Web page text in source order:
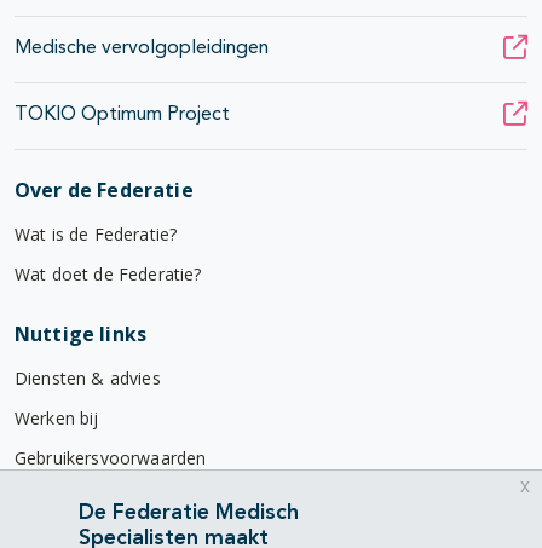
Medische vervolgopleidingen
TOKIO Optimum Project
Over de Federatie
Wat is de Federatie?
Wat doet de Federatie?
Nuttige links
Diensten & advies
Werken bij
Gebruikersvoorwaarden
Privacyverklaring
De Federatie Medisch
Specialisten maakt
x